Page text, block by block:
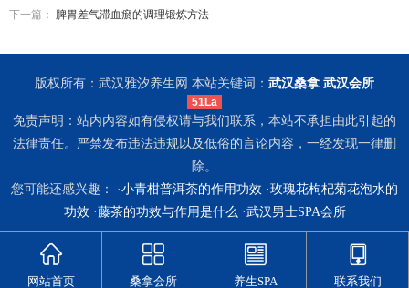
下一篇： 脾胃差气滞血瘀的调理锻炼方法
版权所有：武汉雅汐养生网 本站关键词： 武汉桑拿 武汉会所
51La
免责声明：站内内容如有侵权请与我们联系，本站不承担由此引起的
法律责任。严禁发布违法违规以及低俗的言论内容，一经发现一律删
除。
您可能还感兴趣： ·小青柑普洱茶的作用功效 ·玫瑰花枸杞菊花泡水的
功效 ·藤茶的功效与作用是什么 ·武汉男士SPA会所
网站首页 桑拿会所 养生SPA 联系我们